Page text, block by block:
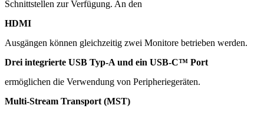
Schnittstellen zur Verfügung. An den
HDMI
Ausgängen können gleichzeitig zwei Monitore betrieben werden.
Drei integrierte USB Typ-A und ein USB-C™ Port
ermöglichen die Verwendung von Peripheriegeräten.
Multi-Stream Transport (MST)